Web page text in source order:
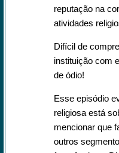
reputação na
atividades
Difícil de
instituição com
de ódio!
Esse episódio
religiosa está
mencionar que
outros